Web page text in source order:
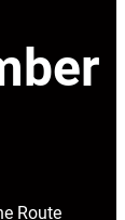
Route